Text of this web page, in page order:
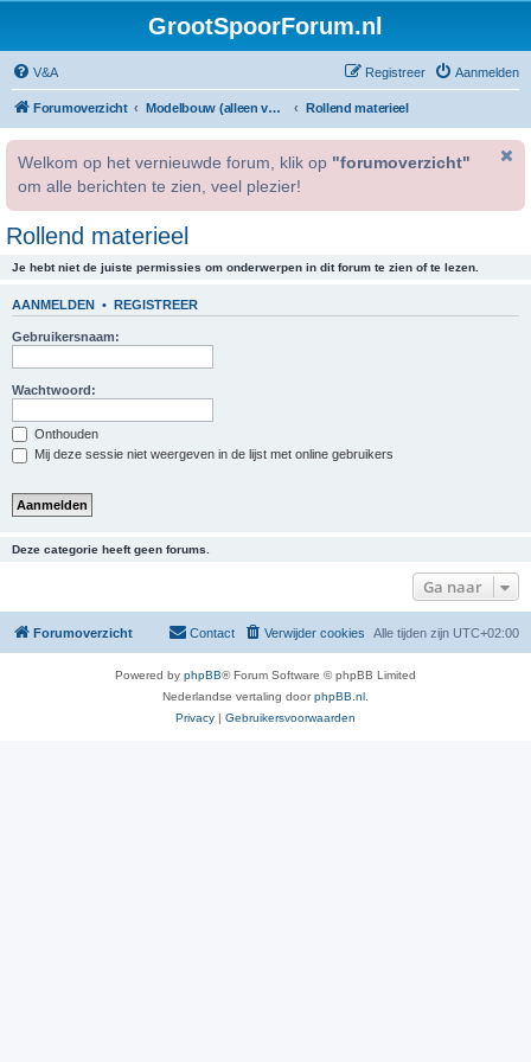
GrootSpoorForum.nl
V&A Aanmelden
Registreer
Forumoverzicht Modelbouw (alleen voor geregistreerde gebruikers). Rollend materieel
Welkom op het vernieuwde forum, klik op "forumoverzicht"
om alle berichten te zien, veel plezier!
Rollend materieel
Je hebt niet de juiste permissies om onderwerpen in dit forum te zien of te lezen.
AANMELDEN • REGISTREER
Gebruikersnaam:
Wachtwoord:
Onthouden
Mij deze sessie niet weergeven in de lijst met online gebruikers
Deze categorie heeft geen forums.
Ga naar
Forumoverzicht Alle tijden zijn UTC+02:00
Verwijder cookies
Contact
Powered by phpBB® Forum Software © phpBB Limited
Nederlandse vertaling doorphpBB.nl
Privacy | Gebruikersvoorwaarden